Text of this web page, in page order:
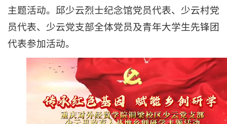
主题活动。邱少云烈士纪念馆党员代表、少云村党
员代表、少云党支部全体党员及青年大学生先锋团
代表参加活动。